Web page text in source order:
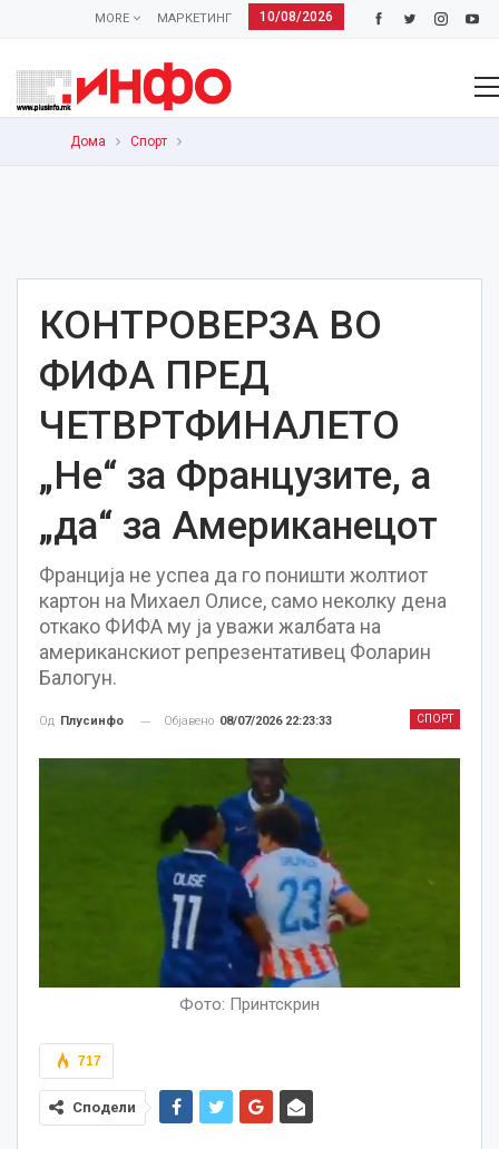
10/08/2026
МАРКЕТИНГ
MORE
Дома Спорт
КОНТРОВЕРЗА ВО
ФИФА ПРЕД
ЧЕТВРТФИНАЛЕТО
„Не“ за Французите, а
„да“ за Американецот
Франција не успеа да го поништи жолтиот
картон на Михаел Олисе, само неколку дена
откако ФИФА му ја уважи жалбата на
американскиот репрезентативец Фоларин
Балогун.
СПОРТ
Од Плусинфо Објавено 08/07/2026 22:23:33
Фото: Принтскрин
717
Сподели